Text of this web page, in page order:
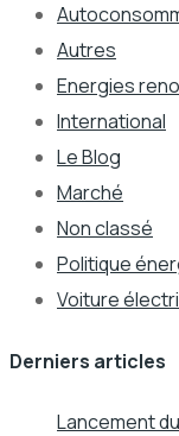
Autres
Energies
International
Le Blog
Marché
Non classé
Politique
Voiture
Derniers articles
Lancement